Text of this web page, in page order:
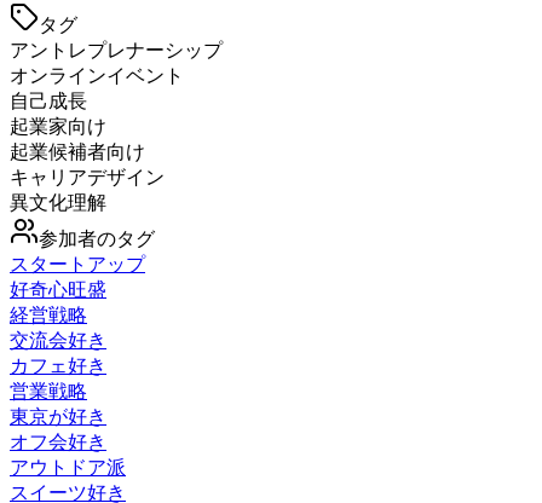
タグ
アントレプレナーシップ
オンラインイベント
自己成長
起業家向け
起業候補者向け
キャリアデザイン
異文化理解
参加者のタグ
スタートアップ
好奇心旺盛
経営戦略
交流会好き
カフェ好き
営業戦略
東京が好き
オフ会好き
アウトドア派
スイーツ好き